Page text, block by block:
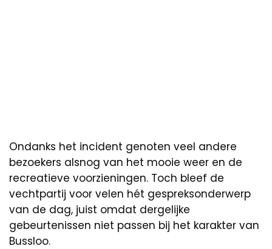
Ondanks het incident genoten veel andere
bezoekers alsnog van het mooie weer en de
recreatieve voorzieningen. Toch bleef de
vechtpartij voor velen hét gespreksonderwerp
van de dag, juist omdat dergelijke
gebeurtenissen niet passen bij het karakter van
Bussloo.